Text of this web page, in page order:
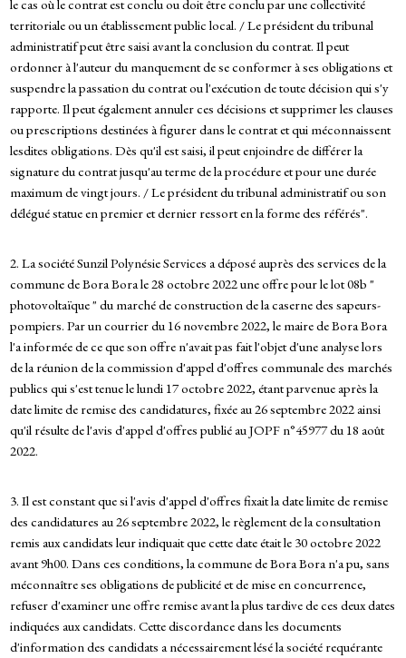
le cas où le contrat est conclu ou doit être conclu par une collectivité
territoriale ou un établissement public local. / Le président du tribunal
administratif peut être saisi avant la conclusion du contrat. Il peut
ordonner à l'auteur du manquement de se conformer à ses obligations et
suspendre la passation du contrat ou l'exécution de toute décision qui s'y
rapporte. Il peut également annuler ces décisions et supprimer les clauses
ou prescriptions destinées à figurer dans le contrat et qui méconnaissent
lesdites obligations. Dès qu'il est saisi, il peut enjoindre de différer la
signature du contrat jusqu'au terme de la procédure et pour une durée
maximum de vingt jours. / Le président du tribunal administratif ou son
délégué statue en premier et dernier ressort en la forme des référés".
2. La société Sunzil Polynésie Services a déposé auprès des services de la
commune de Bora Bora le 28 octobre 2022 une offre pour le lot 08b "
photovoltaïque " du marché de construction de la caserne des sapeurs-
pompiers. Par un courrier du 16 novembre 2022, le maire de Bora Bora
l'a informée de ce que son offre n'avait pas fait l'objet d'une analyse lors
de la réunion de la commission d'appel d'offres communale des marchés
publics qui s'est tenue le lundi 17 octobre 2022, étant parvenue après la
date limite de remise des candidatures, fixée au 26 septembre 2022 ainsi
qu'il résulte de l'avis d'appel d'offres publié au JOPF n°45977 du 18 août
2022.
3. Il est constant que si l'avis d'appel d'offres fixait la date limite de remise
des candidatures au 26 septembre 2022, le règlement de la consultation
remis aux candidats leur indiquait que cette date était le 30 octobre 2022
avant 9h00. Dans ces conditions, la commune de Bora Bora n'a pu, sans
méconnaître ses obligations de publicité et de mise en concurrence,
refuser d'examiner une offre remise avant la plus tardive de ces deux dates
indiquées aux candidats. Cette discordance dans les documents
d'information des candidats a nécessairement lésé la société requérante